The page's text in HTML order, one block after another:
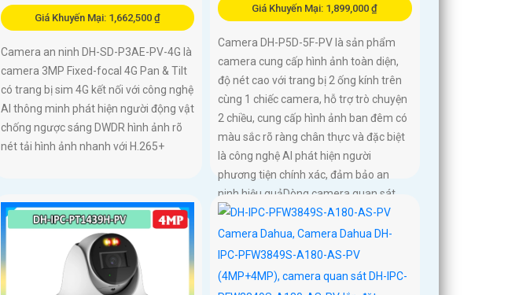
Giá Khuyến Mại: 1,662,500 ₫
Camera an ninh DH-SD-P3AE-PV-4G là
camera 3MP Fixed-focal 4G Pan & Tilt
có trang bị sim 4G kết nối với công nghệ
AI thông minh phát hiện người động vật
chống ngược sáng DWDR hình ảnh rõ
nét tải hình ảnh nhanh với H.265+
Giá Khuyến Mại: 1,899,000 ₫
Camera DH-P5D-5F-PV là sản phẩm
camera cung cấp hình ảnh toàn diện,
độ nét cao với trang bị 2 ống kính trên
cùng 1 chiếc camera, hỗ trợ trò chuyện
2 chiều, cung cấp hình ảnh ban đêm có
màu sắc rõ ràng chân thực và đặc biệt
là công nghệ AI phát hiện người
phương tiện chính xác, đảm bảo an
ninh hiệu quảDòng camera quan sát
DH-P5D-5F-PV với chức năng đàm
thoại 2 chiều và khả năng theo dõi
chuyển động trả nghiệm tốt. Sản phẩm
không dây, tiện lợi trong lắp đặt và sử